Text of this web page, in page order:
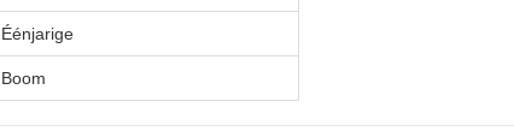
Éénjarige
Boom